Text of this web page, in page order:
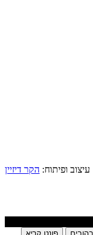
עיצוב ופיתוח: הקר דיזיין